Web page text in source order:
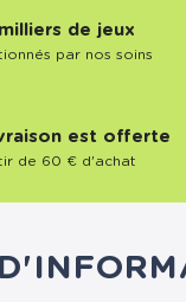
de jeux
par nos soins
est offerte
de 60 € d'achat